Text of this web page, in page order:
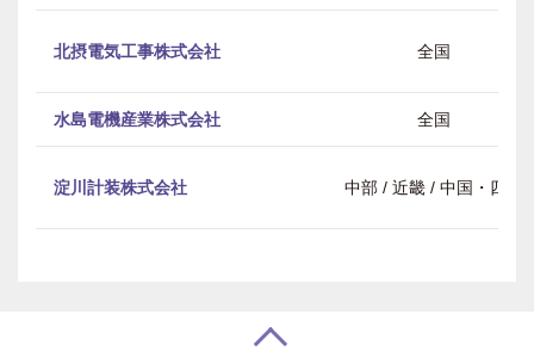
北摂電気工事株式会社 全国
水島電機産業株式会社 全国
淀川計装株式会社 中部 / 近畿 / 中国・四国